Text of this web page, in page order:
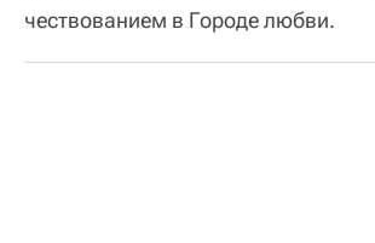
чествованием в Городе любви.